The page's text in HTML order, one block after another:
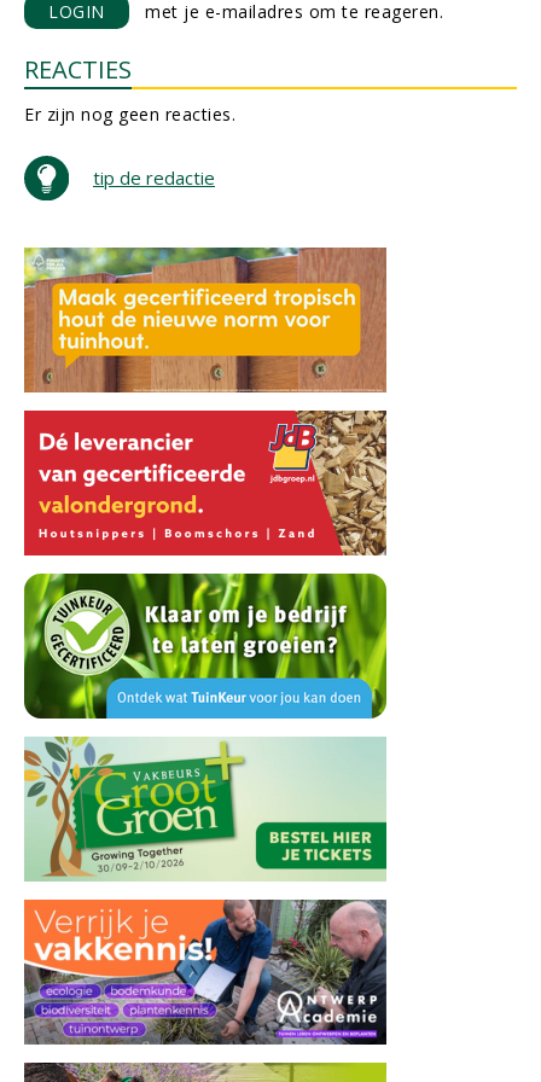
LOGIN met je e-mailadres om te reageren.
REACTIES
Er zijn nog geen reacties.
tip de redactie